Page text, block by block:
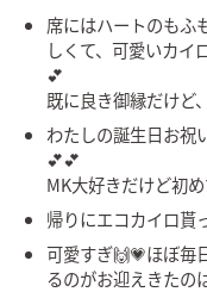
席にはハートのもふ
しくて、可愛いカ
💕
既に良き御縁だけど
わたしの誕生日お祝
💕💕
MK大好きだけど初
帰りにエコカイロ
可愛すぎ🙌💗ほぼ毎
るのがお迎えきた